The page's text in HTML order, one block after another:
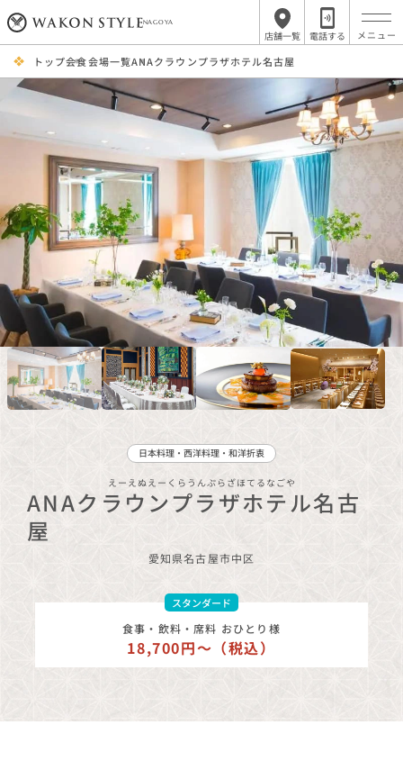
NAGOYA
店舗一覧 電話する
トップ会食会場一覧ANAクラウンプラザホテル名古屋
日本料理・西洋料理・和洋折衷
えーえぬえーくらうんぷらざほてるなごや
ANAクラウンプラザホテル名古
屋
愛知県名古屋市中区
スタンダード
食事・飲料・席料 おひとり様
18,700円〜（税込）